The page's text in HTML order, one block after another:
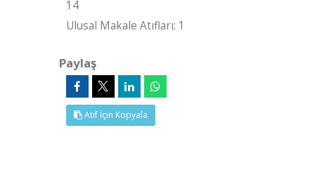
14
Ulusal Makale Atıfları: 1
Paylaş
Atıf İçin Kopyala